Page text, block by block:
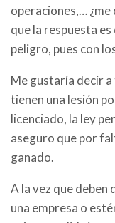
operaciones,…
que la respuesta
peligro, pues con
Me gustaría decir
tienen una lesión
licenciado, la ley
aseguro que por
ganado.
A la vez que deben
una empresa o